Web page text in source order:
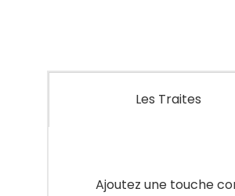
Les Traites
Ajoutez une touche